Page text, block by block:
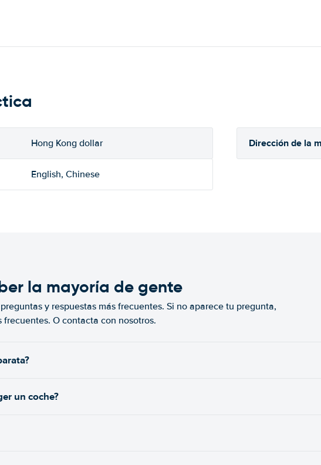
Hong Kong dollar Dirección de la
English, Chinese
la mayoría de gente
y respuestas más frecuentes. Si no aparece tu pregunta,
O contacta con nosotros.
un coche?